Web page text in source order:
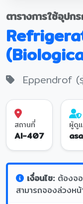
ตารางการใช้อุปก
Eppendrof (
สถานที่
AI-407
ผู้ดู
เงื่อนไข:ต้องจอ
สามารถจองล่วงห